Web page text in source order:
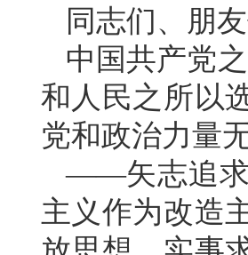
同志们、朋友
中国共产党
和人民之所以
党和政治力量
——矢志追求
主义作为改造